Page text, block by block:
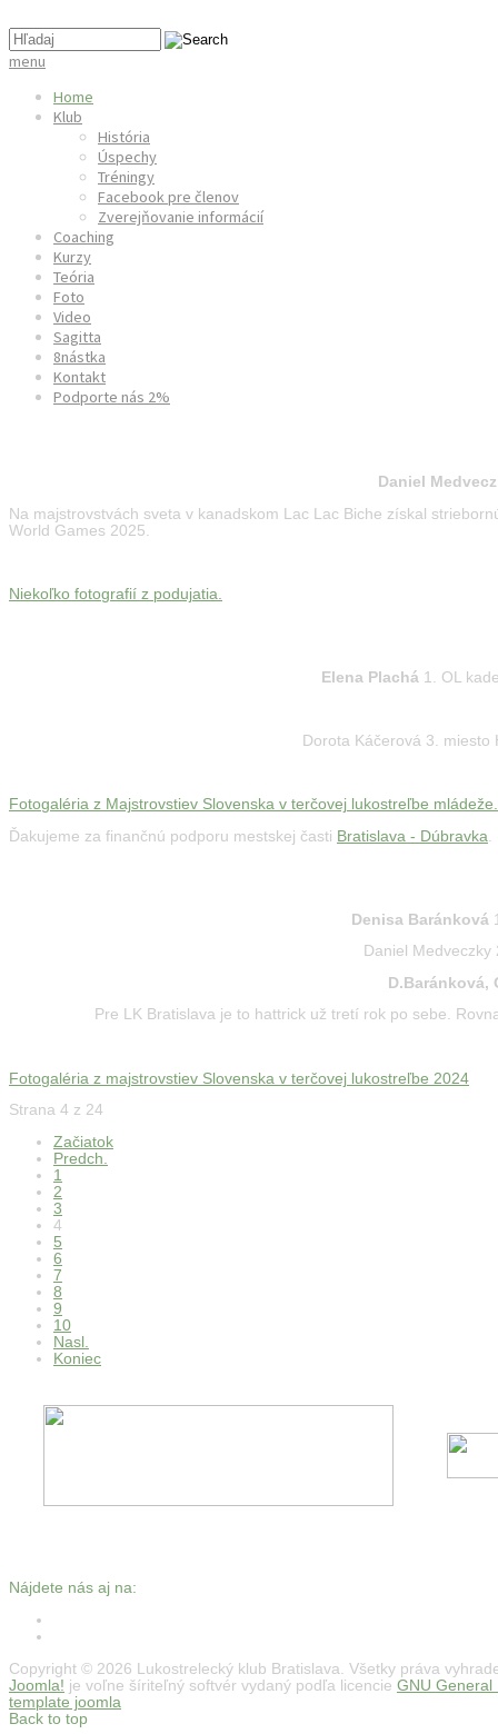
menu
Home
Klub
História
Úspechy
Tréningy
Facebook pre členov
Zverejňovanie informácií
Coaching
Kurzy
Teória
Foto
Video
Sagitta
8nástka
Kontakt
Podporte nás 2%
Daniel
Na majstrovstvách sveta v kanadskom Lac Lac Biche získal
World Games 2025.
Niekoľko fotografií z podujatia.
Elena Plachá 1. OL
Dorota Káčerová 3. miesto
Fotogaléria z Majstrovstiev Slovenska v terčovej lukostreľbe mládeže.
Ďakujeme za finančnú podporu mestskej časti Bratislava - Dúbravka
Denisa Baránková
Daniel
D.Baránková,
Pre LK Bratislava je to hattrick už tretí rok po sebe.
Fotogaléria z majstrovstiev Slovenska v terčovej lukostreľbe 2024
Strana 4 z 24
Začiatok
Predch.
1
2
3
4
5
6
7
8
9
10
Nasl.
Koniec
Nájdete nás aj na:
Copyright © 2026 Lukostrelecký klub Bratislava. Všetky práva
Joomla! je voľne šíriteľný softvér vydaný podľa licencie GNU General
template joomla
Back to top